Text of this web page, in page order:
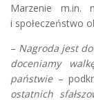
Marzenie m.in.
i społeczeństwo
– Nagroda jest
doceniamy
państwie –
ostatnich